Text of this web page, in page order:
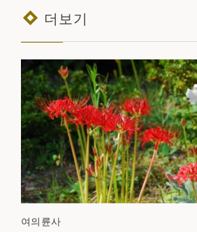
더보기
여의륜사